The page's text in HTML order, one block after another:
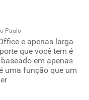
Paulo
e apenas larga
que você tem é
em apenas
uma função que um